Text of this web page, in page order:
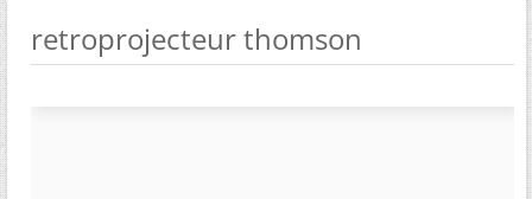
retroprojecteur thomson